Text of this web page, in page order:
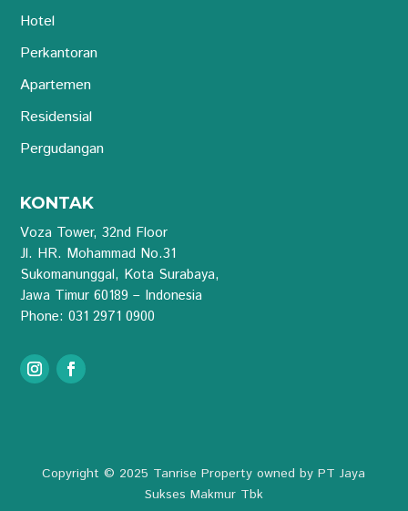
Hotel
Perkantoran
Apartemen
Residensial
Pergudangan
KONTAK
Voza Tower, 32nd Floor
Jl. HR. Mohammad No.31
Sukomanunggal, Kota Surabaya,
Jawa Timur 60189 – Indonesia
Phone: 031 2971 0900
Copyright © 2025 Tanrise Property owned by PT Jaya
Sukses Makmur Tbk